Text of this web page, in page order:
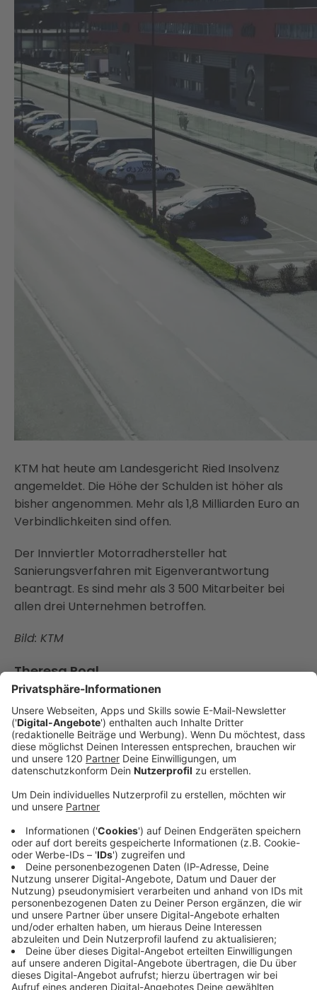
KTM hat heute am Landesgericht Ried Insolvenz
angemeldet. Die Höhe der Schulden ist höher als
bisher angenommen. Mehr als 1,8 Milliarden Euro an
Verbindlichkeiten sind offen.
Der Innviertler Motorradhersteller hat
Sanierungsverfahren mit Eigenverantwortung
beantragt. Es sind mehr als 3 500 Mitarbeiter bei
allen drei Unternehmen betroffen.
Bild: KTM
Theresa Rogl
hat Oberösterreich im Blick und immer eine
Geschichte auf Lager!
Bleibe mit unserem Newsletter immer auf
dem Laufenden. Melde dich direkt an!
Auch interessant für dich